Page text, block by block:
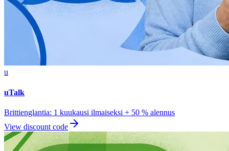
u
uTalk
Brittienglantia: 1 kuukausi ilmaiseksi + 50 % alennus
View discount code